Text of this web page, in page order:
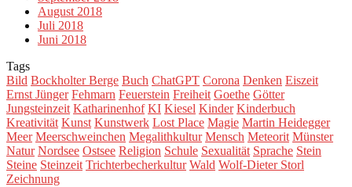
August 2018
Juli 2018
Juni 2018
Tags
Bild Bockholter Berge Buch ChatGPT Corona Denken Eiszeit
Ernst Jünger Fehmarn Feuerstein Freiheit Goethe Götter
Jungsteinzeit Katharinenhof KI Kiesel Kinder Kinderbuch
Kreativität Kunst Kunstwerk Lost Place Magie Martin Heidegger
Meer Meerschweinchen Megalithkultur Mensch Meteorit Münster
Natur Nordsee Ostsee Religion Schule Sexualität Sprache Stein
Steine Steinzeit Trichterbecherkultur Wald Wolf-Dieter Storl
Zeichnung